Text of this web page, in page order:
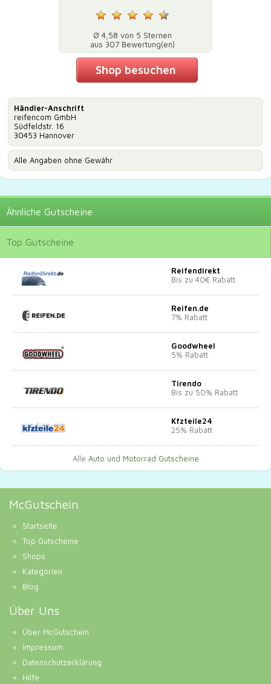
Ø 4,58 von 5 Sternen
aus 307 Bewertung(en)
Shop besuchen
Händler-Anschrift
reifencom GmbH
Südfeldstr. 16
30453 Hannover
Alle Angaben ohne Gewähr
Ähnliche Gutscheine
Top Gutscheine
Reifendirekt
Bis zu 40€ Rabatt
Reifen.de
7% Rabatt
Goodwheel
5% Rabatt
Tirendo
Bis zu 50% Rabatt
Kfzteile24
25% Rabatt
Alle Auto und Motorrad Gutscheine
McGutschein
Startseite
Top Gutscheine
Shops
Kategorien
Blog
Über Uns
Über McGutschein
Impressum
Datenschutzerklärung
Hilfe